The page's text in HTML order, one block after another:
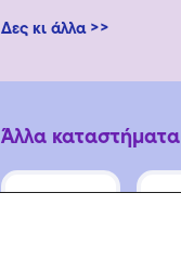
Δες κι άλλα >>
Άλλα καταστήματα